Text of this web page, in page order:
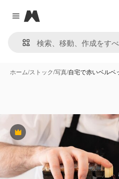
Close menu
Magnific
ホーム/ストック/写真/自宅で赤いベル
Premium